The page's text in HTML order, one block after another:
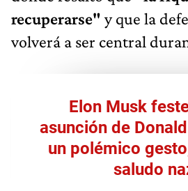
recuperarse" y que la
volverá a ser central
Elon Musk
asunción de
un polémico
saludo